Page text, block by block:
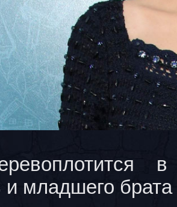
и младшего